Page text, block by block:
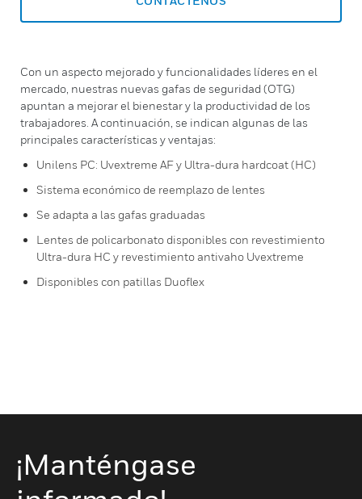
Con un aspecto mejorado y funcionalidades líderes en el
mercado, nuestras nuevas gafas de seguridad (OTG)
apuntan a mejorar el bienestar y la productividad de los
trabajadores. A continuación, se indican algunas de las
principales características y ventajas:
Unilens PC: Uvextreme AF y Ultra-dura hardcoat (HC)
Sistema económico de reemplazo de lentes
Se adapta a las gafas graduadas
Lentes de policarbonato disponibles con revestimiento
Ultra-dura HC y revestimiento antivaho Uvextreme
Disponibles con patillas Duoflex
¡Manténgase